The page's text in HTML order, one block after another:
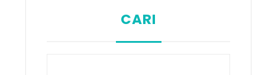
CARI